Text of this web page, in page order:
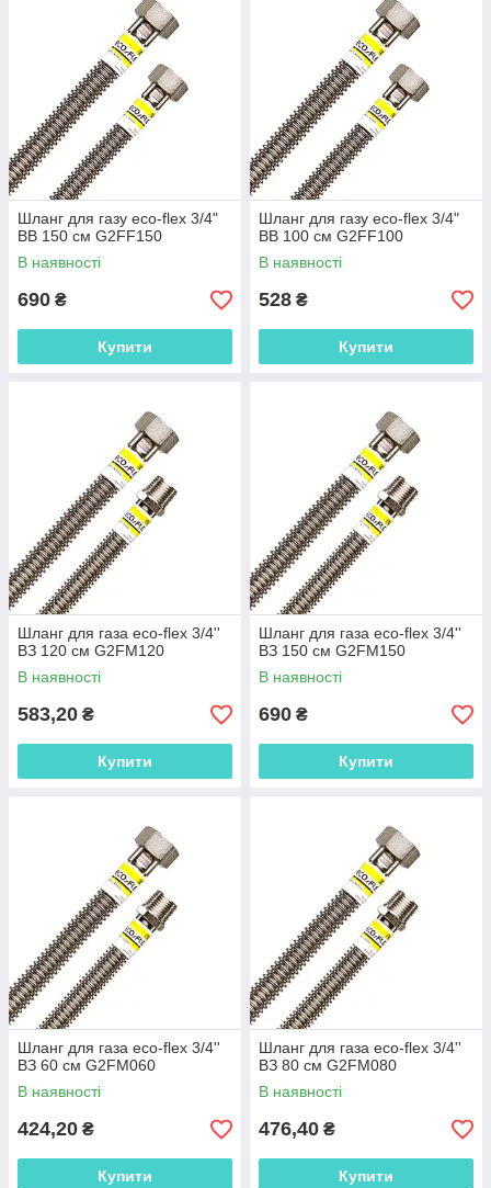
Шланг для газу eco-flex 3/4"
ВВ 150 см G2FF150
В наявності
690 ₴
Купити
Шланг для газу eco-flex 3/4"
ВВ 100 см G2FF100
В наявності
528 ₴
Купити
Шланг для газа eco-flex 3/4''
ВЗ 120 см G2FM120
В наявності
583,20 ₴
Купити
Шланг для газа eco-flex 3/4''
ВЗ 150 см G2FM150
В наявності
690 ₴
Купити
Шланг для газа eco-flex 3/4''
ВЗ 60 см G2FM060
В наявності
424,20 ₴
Купити
Шланг для газа eco-flex 3/4''
ВЗ 80 см G2FM080
В наявності
476,40 ₴
Купити